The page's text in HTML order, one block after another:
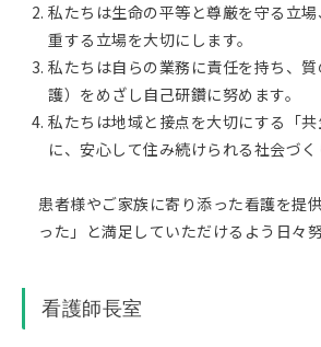
私たちは生命の平等と尊厳を守る立
重する立場を大切にします。
私たちは自らの業務に責任を持ち、
護）をめざし自己研鑽に努めます。
私たちは地域と接点を大切にする「
に、安心して住み続けられる社会づく
患者様やご家族に寄り添った看護を提
った」と満足していただけるよう日々
看護師長室